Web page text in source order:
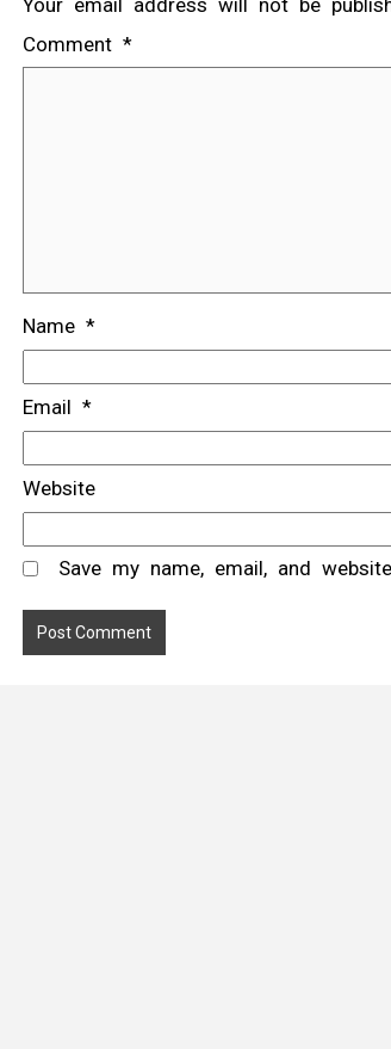
Your email address will not be
Comment *
Name *
Email *
Website
Save my name, email, and